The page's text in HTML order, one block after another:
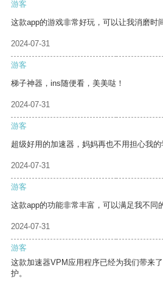
游客
这款app的游戏非常好玩，可以让我消磨时
2024-07-31
游客
梯子神器，ins随便看，美美哒！
2024-07-31
游客
超级好用的加速器，妈妈再也不用担心我的
2024-07-31
游客
这款app的功能非常丰富，可以满足我不同
2024-07-31
游客
这款加速器VPM应用程序已经为我们带来
护。